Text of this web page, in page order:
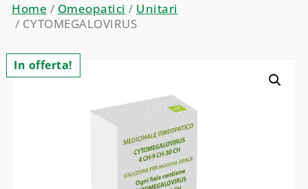
Home / Omeopatici / Unitari
/ CYTOMEGALOVIRUS
In offerta!